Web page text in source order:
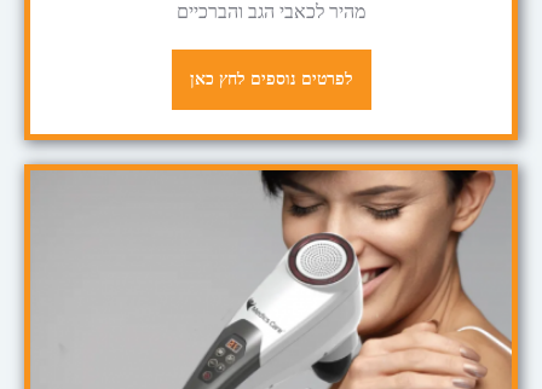
מהיר לכאבי הגב והברכיים
לפרטים נוספים לחץ כאן